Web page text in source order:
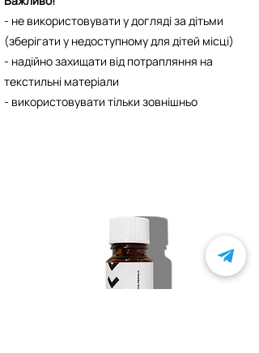
- не використовувати у догляді за дітьми
(зберігати у недоступному для дітей місці)
- надійно захищати від потрапляння на
текстильні матеріали
- використовувати тільки зовнішньо